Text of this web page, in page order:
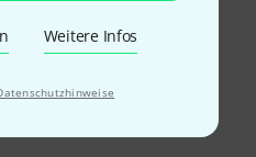
Weitere Infos